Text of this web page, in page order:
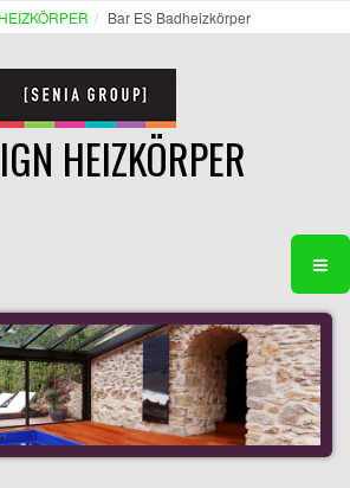
Bar ES Badheizkörper
HEIZKÖRPER